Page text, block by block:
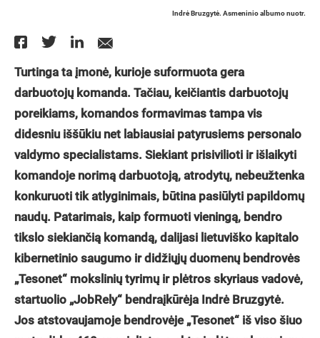
Indrė Bruzgytė. Asmeninio albumo nuotr.
Turtinga ta įmonė, kurioje suformuota gera
darbuotojų komanda. Tačiau, keičiantis darbuotojų
poreikiams, komandos formavimas tampa vis
didesniu iššūkiu net labiausiai patyrusiems personalo
valdymo specialistams. Siekiant prisivilioti ir išlaikyti
komandoje norimą darbuotoją, atrodytų, nebeužtenka
konkuruoti tik atlyginimais, būtina pasiūlyti papildomų
naudų. Patarimais, kaip formuoti vieningą, bendro
tikslo siekiančią komandą, dalijasi lietuviško kapitalo
kibernetinio saugumo ir didžiųjų duomenų bendrovės
„Tesonet“ mokslinių tyrimų ir plėtros skyriaus vadovė,
startuolio „JobRely“ bendraįkūrėja Indrė Bruzgytė.
Jos atstovaujamoje bendrovėje „Tesonet“ iš viso šiuo